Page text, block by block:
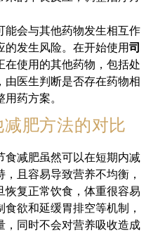
能会与其他药物发生相互作
发生风险。在开始使用司
在使用的其他药物，包括处
医生判断是否存在药物相
药方案。
肥方法的对比
食减肥虽然可以在短期内减
且容易导致营养不均衡，
复正常饮食，体重很容易
食欲和延缓胃排空等机制，
，同时不会对营养吸收造成